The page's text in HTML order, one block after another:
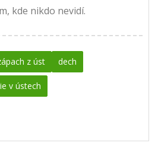
kde nikdo nevidí.
z úst dech
v ústech